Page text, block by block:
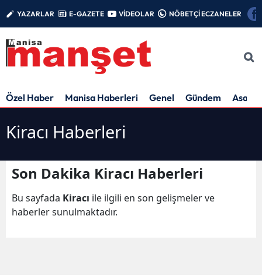
YAZARLAR E-GAZETE VİDEOLAR NÖBETÇİ ECZANELER
Özel Haber Manisa Haberleri Genel Gündem Asayiş
Kiracı Haberleri
Son Dakika Kiracı Haberleri
Bu sayfada Kiracı ile ilgili en son gelişmeler ve
haberler sunulmaktadır.